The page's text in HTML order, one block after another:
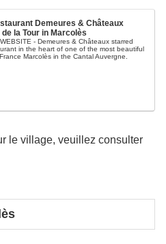
Demeures & Châteaux
la Tour in Marcolès
- Demeures & Châteaux starred
in the heart of one of the most beautiful
Marcolès in the Cantal Auvergne.
le village, veuillez consulter